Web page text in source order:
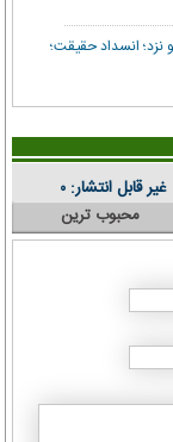
نزد؛ انسداد حقیقت؛
غیر قابل انتشار: ۰
محبوب ترین